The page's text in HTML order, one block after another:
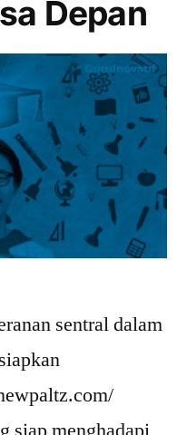
Depan
sentral dalam